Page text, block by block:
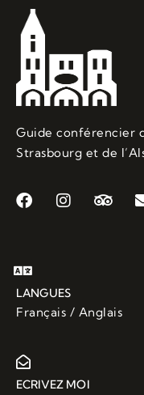
Guide conférencier
Strasbourg et de
LANGUES
Français / Anglais
ECRIVEZ MOI